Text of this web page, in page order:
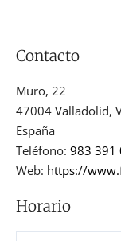
Contacto
Muro, 22
47004 Valladolid,
España
Teléfono: 983 391
Web: https://
Horario